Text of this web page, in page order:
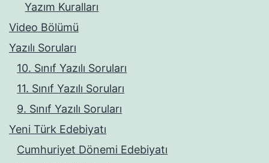
Yazım Kuralları
Video Bölümü
Yazılı Soruları
10. Sınıf Yazılı Soruları
11. Sınıf Yazılı Soruları
9. Sınıf Yazılı Soruları
Yeni Türk Edebiyatı
Cumhuriyet Dönemi Edebiyatı